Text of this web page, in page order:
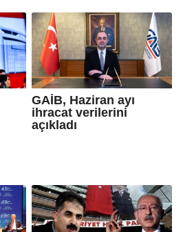
GAİB, Haziran ayı
ihracat verilerini
açıkladı